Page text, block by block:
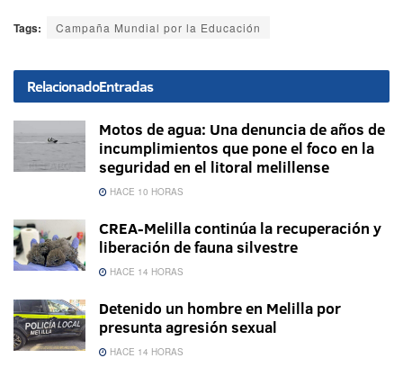
Tags: Campaña Mundial por la Educación
RelacionadoEntradas
Motos de agua: Una denuncia de años de
incumplimientos que pone el foco en la
seguridad en el litoral melillense
HACE 10 HORAS
CREA-Melilla continúa la recuperación y
liberación de fauna silvestre
HACE 14 HORAS
Detenido un hombre en Melilla por
presunta agresión sexual
HACE 14 HORAS